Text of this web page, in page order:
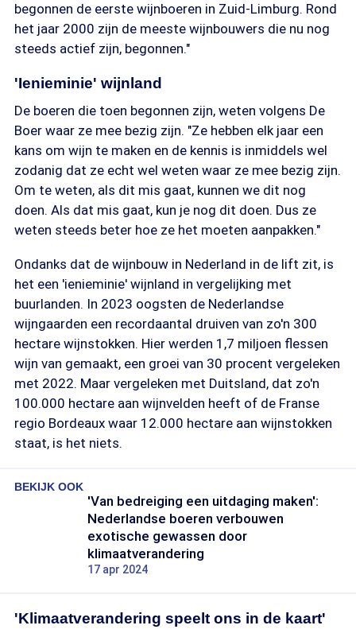
begonnen de eerste wijnboeren in Zuid-Limburg. Rond
het jaar 2000 zijn de meeste wijnbouwers die nu nog
steeds actief zijn, begonnen."
'Ienieminie' wijnland
De boeren die toen begonnen zijn, weten volgens De
Boer waar ze mee bezig zijn. "Ze hebben elk jaar een
kans om wijn te maken en de kennis is inmiddels wel
zodanig dat ze echt wel weten waar ze mee bezig zijn.
Om te weten, als dit mis gaat, kunnen we dit nog
doen. Als dat mis gaat, kun je nog dit doen. Dus ze
weten steeds beter hoe ze het moeten aanpakken."
Ondanks dat de wijnbouw in Nederland in de lift zit, is
het een 'ienieminie' wijnland in vergelijking met
buurlanden. In 2023 oogsten de Nederlandse
wijngaarden een recordaantal druiven van zo'n 300
hectare wijnstokken. Hier werden 1,7 miljoen flessen
wijn van gemaakt, een groei van 30 procent vergeleken
met 2022. Maar vergeleken met Duitsland, dat zo'n
100.000 hectare aan wijnvelden heeft of de Franse
regio Bordeaux waar 12.000 hectare aan wijnstokken
staat, is het niets.
BEKIJK OOK
'Van bedreiging een uitdaging maken':
Nederlandse boeren verbouwen
exotische gewassen door
klimaatverandering
17 apr 2024
'Klimaatverandering speelt ons in de kaart'